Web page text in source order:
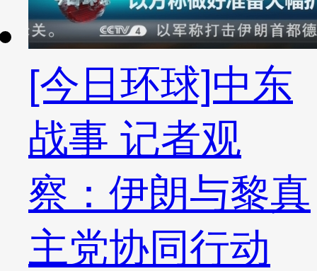
[今日环球]中东
战事 记者观
察：伊朗与黎真
主党协同行动